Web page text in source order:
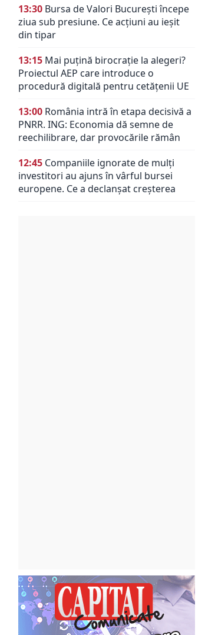
13:30 Bursa de Valori București începe
ziua sub presiune. Ce acțiuni au ieșit
din tipar
13:15 Mai puțină birocrație la alegeri?
Proiectul AEP care introduce o
procedură digitală pentru cetățenii UE
13:00 România intră în etapa decisivă a
PNRR. ING: Economia dă semne de
reechilibrare, dar provocările rămân
12:45 Companiile ignorate de mulți
investitori au ajuns în vârful bursei
europene. Ce a declanșat creșterea